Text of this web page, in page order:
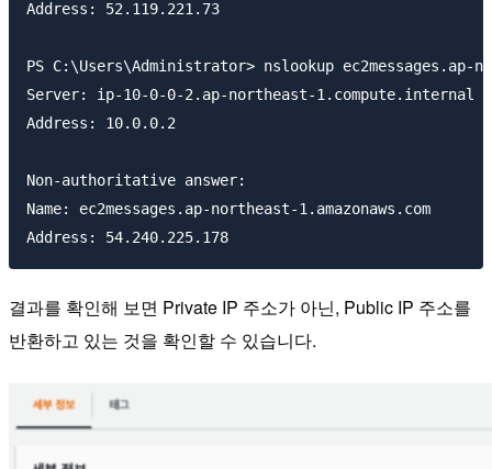
Address: 52.119.221.73
PS C:\Users\Administrator> nslookup ec2messages.ap-
Server: ip-10-0-0-2.ap-northeast-1.compute.internal
Address: 10.0.0.2
Non-authoritative answer:
Name: ec2messages.ap-northeast-1.amazonaws.com
결과를 확인해 보면 Private IP 주소가 아닌, Public IP 주소를
반환하고 있는 것을 확인할 수 있습니다.